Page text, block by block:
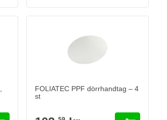
FOLIATEC PPF dörrhandtag – 4
st